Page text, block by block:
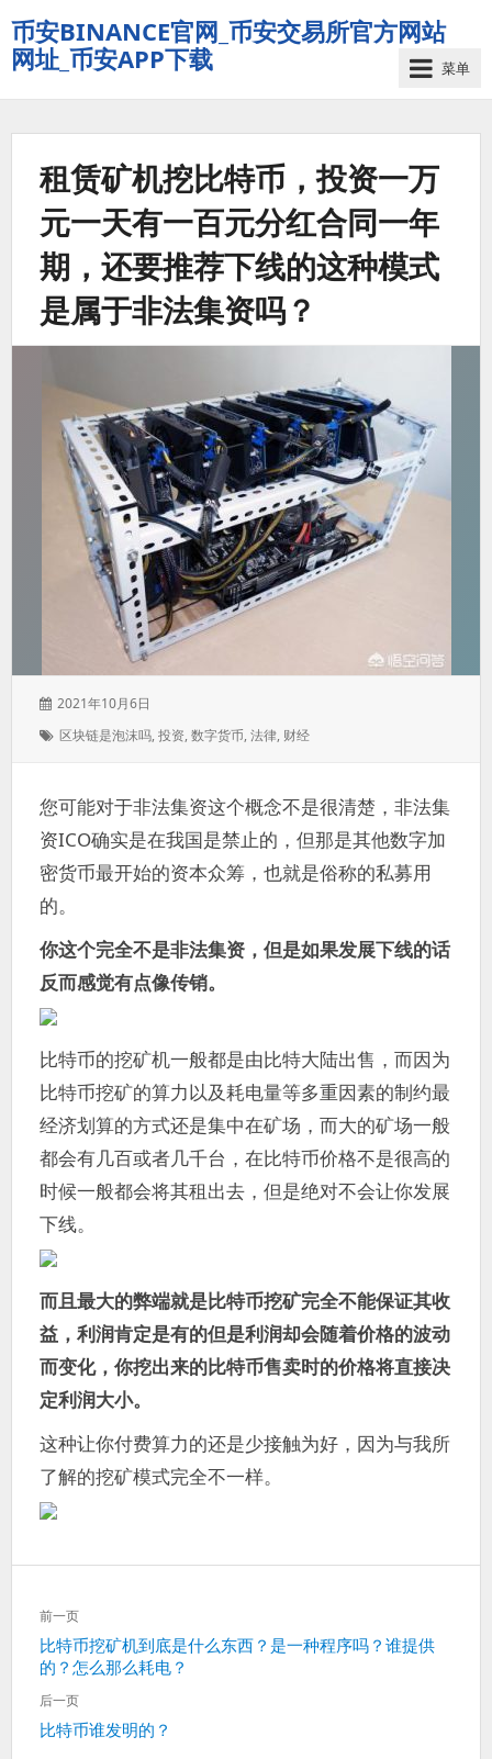
币安BINANCE官网_币安交易所官方网站
网址_币安APP下载
菜单
租赁矿机挖比特币，投资一万
元一天有一百元分红合同一年
期，还要推荐下线的这种模式
是属于非法集资吗？
发
于：
2021年10月6日
标
区块链是泡沫吗,投资,数字货币,法律, 财经
您可能对于非法集资这个概念不是很清楚，非法集
资ICO确实是在我国是禁止的，但那是其他数字加
密货币最开始的资本众筹，也就是俗称的私募用
的。
你这个完全不是非法集资，但是如果发展下线的话
反而感觉有点像传销。
比特币的挖矿机一般都是由比特大陆出售，而因为
比特币挖矿的算力以及耗电量等多重因素的制约最
经济划算的方式还是集中在矿场，而大的矿场一般
都会有几百或者几千台，在比特币价格不是很高的
时候一般都会将其租出去，但是绝对不会让你发展
下线。
而且最大的弊端就是比特币挖矿完全不能保证其收
益，利润肯定是有的但是利润却会随着价格的波动
而变化，你挖出来的比特币售卖时的价格将直接决
定利润大小。
这种让你付费算力的还是少接触为好，因为与我所
了解的挖矿模式完全不一样。
文
章
导
航
前一页
上
一
篇：
比特币挖矿机到底是什么东西？是一种程序吗？谁提供
的？怎么那么耗电？
后一页
下
比特币谁发明的？